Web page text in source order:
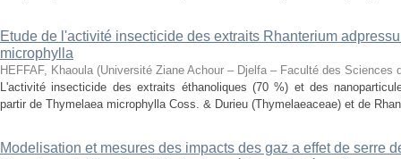
Etude de l'activité insecticide des extraits Rhanterium
microphylla
HEFFAF, Khaoula (Université Ziane Achour – Djelfa – Faculté des Sciences
L'activité insecticide des extraits éthanoliques (70 %) et des
partir de Thymelaea microphylla Coss. & Durieu (Thymelaeaceae) et de
Modelisation et mesures des impacts des gaz a effet de serre